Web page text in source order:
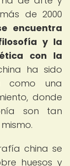
de 2000
encuentra
y la
con la
ha sido
como una
donde
son tan
china se
huesos y